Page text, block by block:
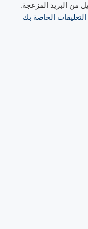
من البريد المزعجة.
الخاصة بك